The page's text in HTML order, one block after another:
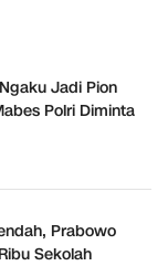
Jadi Pion
Polri Diminta
Prabowo
Sekolah